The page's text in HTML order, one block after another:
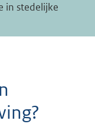
in stedelijke